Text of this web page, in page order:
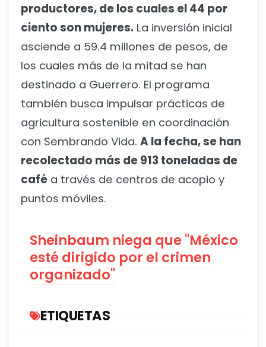
productores, de los cuales el 44 por
ciento son mujeres. La inversión inicial
asciende a 59.4 millones de pesos, de
los cuales más de la mitad se han
destinado a Guerrero. El programa
también busca impulsar prácticas de
agricultura sostenible en coordinación
con Sembrando Vida. A la fecha, se han
recolectado más de 913 toneladas de
café a través de centros de acopio y
puntos móviles.
Sheinbaum niega que "México
esté dirigido por el crimen
organizado"
ETIQUETAS